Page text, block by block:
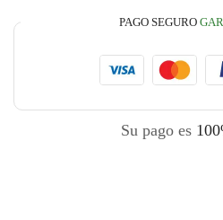
PAGO SEGURO
Su pago es